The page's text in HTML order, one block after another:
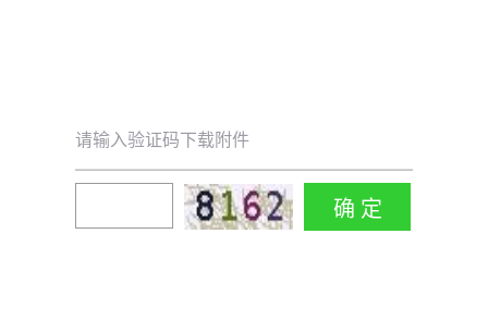
请输入验证码下载附件